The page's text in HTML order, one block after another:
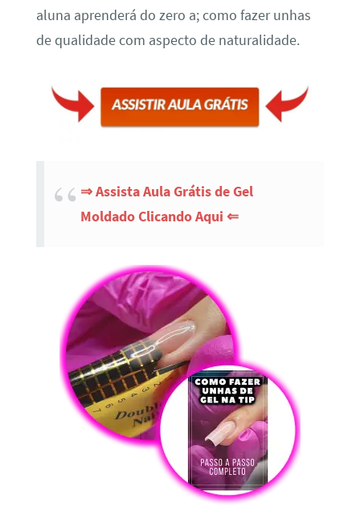
aluna aprenderá do zero a; como fazer unhas
de qualidade com aspecto de naturalidade.
⇒ Assista Aula Grátis de Gel
Moldado Clicando Aqui ⇐